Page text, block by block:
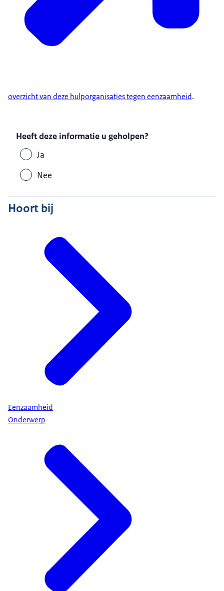
overzicht van deze hulporganisaties tegen eenzaamheid.
Heeft deze informatie u geholpen?
Ja
Nee
Hoort bij
Eenzaamheid
Onderwerp